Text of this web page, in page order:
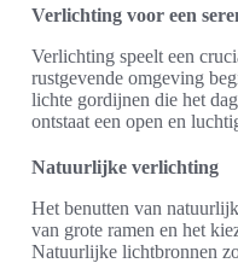
Verlichting voor een
Verlichting speelt een
rustgevende omgeving
lichte gordijnen die het
ontstaat een open en
Natuurlijke verlichting
Het benutten van
van grote ramen en het
Natuurlijke lichtbronnen